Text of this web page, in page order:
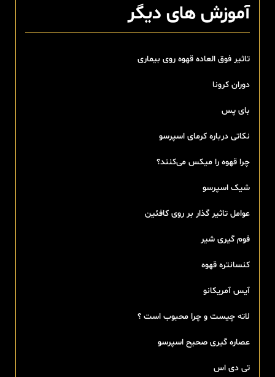
آموزش های دیگر
تاثیر فوق العاده قهوه روی بیماری
دوران کرونا
بای پس
نکاتی درباره کرمای اسپرسو
چرا قهوه را میکس می‌کنند؟
شیک اسپرسو
عوامل تاثیر گذار بر روی کافئین
فوم گیری شیر
کنسانتره قهوه
آیس آمریکانو
لاته چیست و چرا محبوب است ؟
عصاره گیری صحیح اسپرسو
تی‌ دی اس